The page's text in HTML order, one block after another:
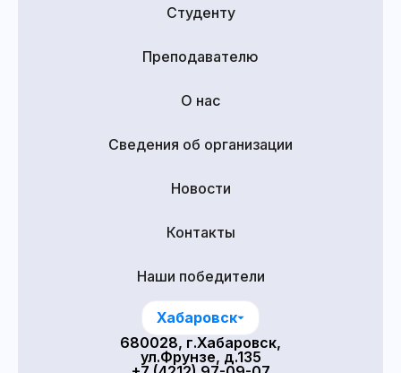
Студенту
Преподавателю
О нас
Сведения об организации
Новости
Контакты
Наши победители
Хабаровск
680028, г.Хабаровск,
ул.Фрунзе, д.135